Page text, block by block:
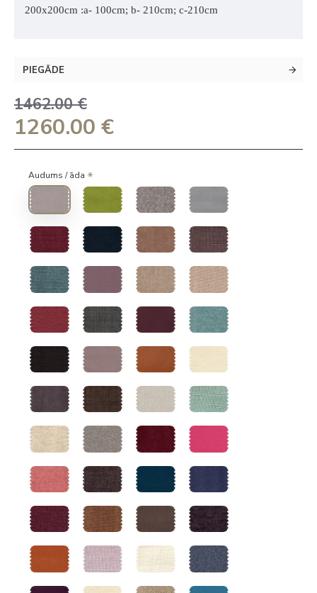
200x200cm :a- 100cm; b- 210cm; c-210cm
PIEGĀDE
1260.00 €
1462.00 €
Audums / āda